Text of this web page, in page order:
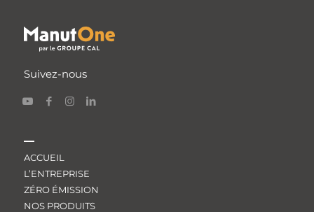
Suivez-nous
ACCUEIL
L’ENTREPRISE
ZÉRO ÉMISSION
NOS PRODUITS